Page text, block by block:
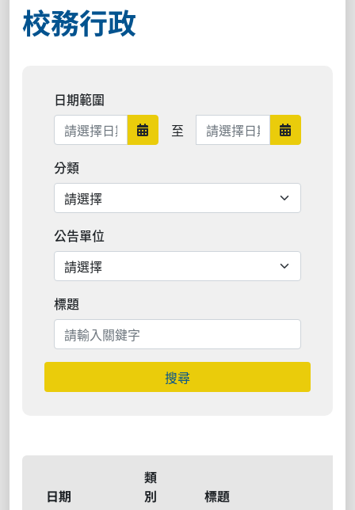
校務行政
日期範圍
日期範圍開始
至 日期範圍結束 日期範圍
分類
公告單位
標題
搜尋
日期
類
別
標題